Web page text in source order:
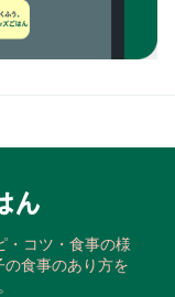
・コツ・食事の様
食事のあり方を